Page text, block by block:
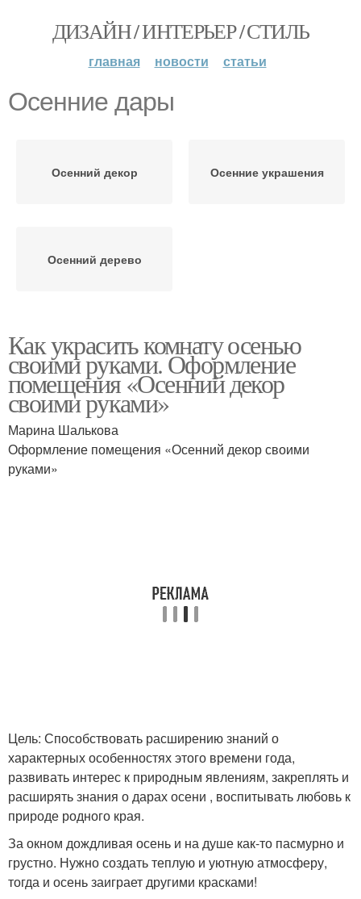
ДИЗАЙН / ИНТЕРЬЕР / СТИЛЬ
главная новости статьи
Осенние дары
Осенний декор Осенние украшения
Осенний дерево
Как украсить комнату осенью
своими руками. Оформление
помещения «Осенний декор
своими руками»
Марина Шалькова
Оформление помещения «Осенний декор своими
руками»
Цель: Способствовать расширению знаний о
характерных особенностях этого времени года,
развивать интерес к природным явлениям, закреплять и
расширять знания о дарах осени , воспитывать любовь к
природе родного края.
За окном дождливая осень и на душе как-то пасмурно и
грустно. Нужно создать теплую и уютную атмосферу,
тогда и осень заиграет другими красками!